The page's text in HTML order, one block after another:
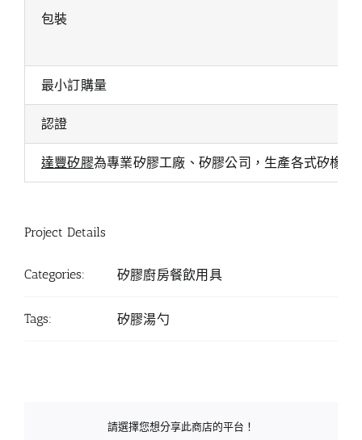
包裝
最小訂購量
認證
達豐矽膠為專業矽膠工廠、矽膠公司，生產各式矽橡
Project Details
Categories: 矽膠廚房餐飲用具
Tags: 矽膠湯勺
請選擇您想分享此商店的平台！